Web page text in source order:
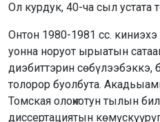
Ол курдук, 40-ча сыл устата
Онтон 1980-1981 сс. киниэхэ
уонна норуот ырыатын
диэбиттэрин сөбүлээбэккэ,
толорор буолбута.
Томская олоҥхотун тылын
диссертациятын